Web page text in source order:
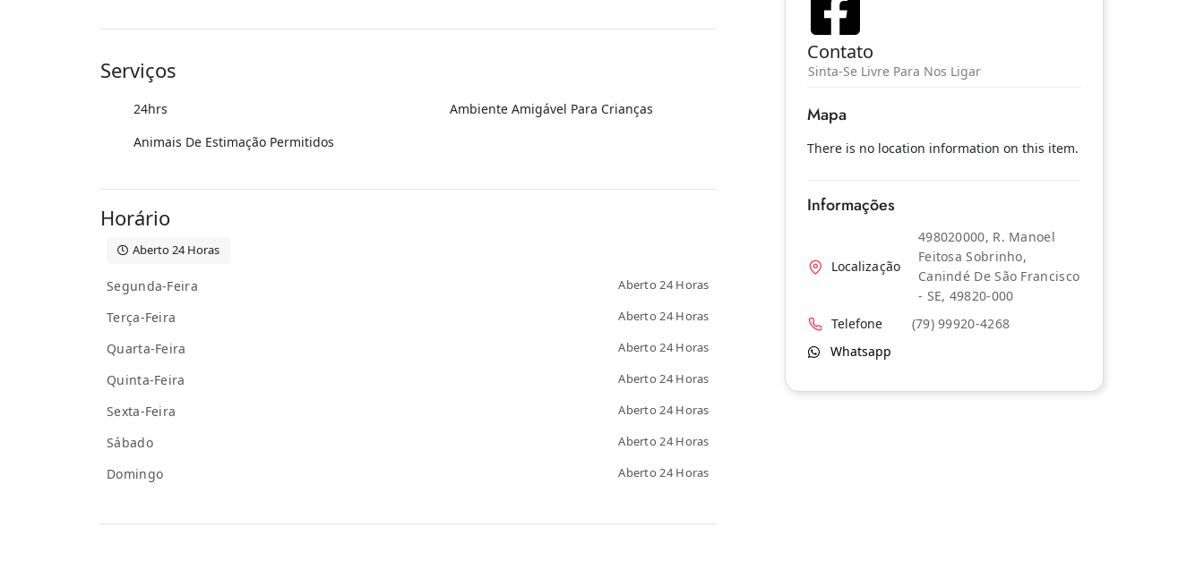
Serviços
24hrs
Ambiente Amigável Para Crianças
Animais De Estimação Permitidos
Horário
Aberto 24 Horas
Segunda-Feira Aberto 24 Horas
Terça-Feira Aberto 24 Horas
Quarta-Feira Aberto 24 Horas
Quinta-Feira Aberto 24 Horas
Sexta-Feira Aberto 24 Horas
Sábado Aberto 24 Horas
Domingo Aberto 24 Horas
Contato
Sinta-Se Livre Para Nos Ligar
Mapa
There is no location information on this item.
Informações
Localização
498020000, R. Manoel
Feitosa Sobrinho,
Canindé De São Francisco
- SE, 49820-000
Telefone
(79) 99920-4268
Whatsapp